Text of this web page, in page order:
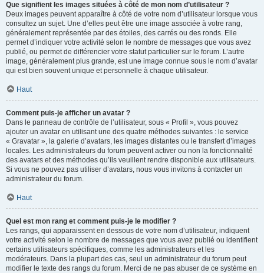
Que signifient les images situées à côté de mon nom d’utilisateur ?
Deux images peuvent apparaître à côté de votre nom d’utilisateur lorsque vous
consultez un sujet. Une d’elles peut être une image associée à votre rang,
généralement représentée par des étoiles, des carrés ou des ronds. Elle
permet d’indiquer votre activité selon le nombre de messages que vous avez
publié, ou permet de différencier votre statut particulier sur le forum. L’autre
image, généralement plus grande, est une image connue sous le nom d’avatar
qui est bien souvent unique et personnelle à chaque utilisateur.
Haut
Comment puis-je afficher un avatar ?
Dans le panneau de contrôle de l’utilisateur, sous « Profil », vous pouvez
ajouter un avatar en utilisant une des quatre méthodes suivantes : le service
« Gravatar », la galerie d’avatars, les images distantes ou le transfert d’images
locales. Les administrateurs du forum peuvent activer ou non la fonctionnalité
des avatars et des méthodes qu’ils veuillent rendre disponible aux utilisateurs.
Si vous ne pouvez pas utiliser d’avatars, nous vous invitons à contacter un
administrateur du forum.
Haut
Quel est mon rang et comment puis-je le modifier ?
Les rangs, qui apparaissent en dessous de votre nom d’utilisateur, indiquent
votre activité selon le nombre de messages que vous avez publié ou identifient
certains utilisateurs spécifiques, comme les administrateurs et les
modérateurs. Dans la plupart des cas, seul un administrateur du forum peut
modifier le texte des rangs du forum. Merci de ne pas abuser de ce système en